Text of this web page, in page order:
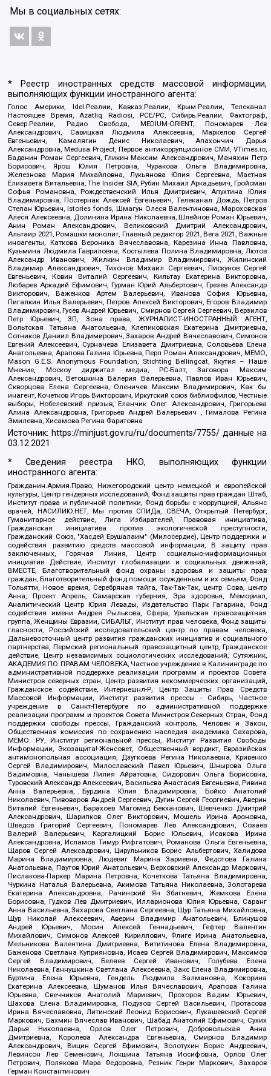
Мы в социальных сетях:
* Реестр иностранных средств массовой информации,
выполняющих функции иностранного агента:
Голос Америки, Idel.Реалии, Кавказ.Реалии, Крым.Реалии, Телеканал
Настоящее Время, Azatliq Radiosi, PCE/PC, Сибирь.Реалии, Фактограф,
Север.Реалии, Радио Свобода, MEDIUM-ORIENT, Пономарев Лев
Александрович, Савицкая Людмила Алексеевна, Маркелов Сергей
Евгеньевич, Камалягин Денис Николаевич, Апахончич Дарья
Александровна, Medusa Project, Первое антикоррупционное СМИ, VTimes.io,
Баданин Роман Сергеевич, Гликин Максим Александрович, Маняхин Петр
Борисович, Ярош Юлия Петровна, Чуракова Ольга Владимировна,
Железнова Мария Михайловна, Лукьянова Юлия Сергеевна, Маетная
Елизавета Витальевна, The Insider SIA, Рубин Михаил Аркадьевич, Гройсман
Софья Романовна, Рождественский Илья Дмитриевич, Апухтина Юлия
Владимировна, Постернак Алексей Евгеньевич, Телеканал Дождь, Петров
Степан Юрьевич, Istories fonds, Шмагун Олеся Валентиновна, Мароховская
Алеся Алексеевна, Долинина Ирина Николаевна, Шлейнов Роман Юрьевич,
Анин Роман Александрович, Великовский Дмитрий Александрович,
Альтаир 2021, Ромашки монолит, Главный редактор 2021, Вега 2021, Важные
иноагенты, Каткова Вероника Вячеславовна, Карезина Инна Павловна,
Кузьмина Людмила Гавриловна, Костылева Полина Владимировна, Лютов
Александр Иванович, Жилкин Владимир Владимирович, Жилинский
Владимир Александрович, Тихонов Михаил Сергеевич, Пискунов Сергей
Евгеньевич, Ковин Виталий Сергеевич, Кильтау Екатерина Викторовна,
Любарев Аркадий Ефимович, Гурман Юрий Альбертович, Грезев Александр
Викторович, Важенков Артем Валерьевич, Иванова София Юрьевна,
Пигалкин Илья Валерьевич, Петров Алексей Викторович, Егоров Владимир
Владимирович, Гусев Андрей Юрьевич, Смирнов Сергей Сергеевич, Верзилов
Петр Юрьевич, ЗП, Зона права, ЖУРНАЛИСТ-ИНОСТРАННЫЙ АГЕНТ,
Вольтская Татьяна Анатольевна, Клепиковская Екатерина Дмитриевна,
Сотников Даниил Владимирович, Захаров Андрей Вячеславович, Симонов
Евгений Алексеевич, Сурначева Елизавета Дмитриевна, Соловьева Елена
Анатольевна, Арапова Галина Юрьевна, Перл Роман Александрович, МЕМО,
Mason G.E.S. Anonymous Foundation, Stichting Bellingcat, Якутия – Наше
Мнение, Москоу диджитал медиа, РС-Балт, Заговора Максим
Александрович, Ветошкина Валерия Валерьевна, Павлов Иван Юрьевич,
Скворцова Елена Сергеевна, Оленичев Максим Владимирович, Как бы
инагент, Кочетков Игорь Викторович, Иркутский союз библиофилов, Честные
выборы, Нобелевский призыв, Еланчик Олег Александрович, Григорьева
Алина Александровна, Григорьев Андрей Валерьевич , Гималова Регина
Эмилевна, Хисамова Регина Фаритовна
Источник: https://minjust.gov.ru/ru/documents/7755/ данные на
03.12.2021
* Сведения реестра НКО, выполняющих функции
иностранного агента:
Гражданин.Армия.Право, Нижегородский центр немецкой и европейской
культуры, Центр гендерных исследований, Фонд защиты прав граждан Штаб,
Институт права и публичной политики, Фонд борьбы с коррупцией, Альянс
врачей, НАСИЛИЮ.НЕТ, Мы против СПИДа, СВЕЧА, Открытый Петербург,
Гуманитарное действие, Лига Избирателей, Правовая инициатива,
Гражданская инициатива против экологической преступности,
Гражданский Союз, "Хасдей Ерушалаим" (Милосердие), Центр поддержки и
содействия развитию средств массовой информации, В защиту прав
заключенных, Горячая Линия, Центр социально-информационных
инициатив Действие, Институт глобализации и социальных движений,
ВМЕСТЕ, Благотворительный фонд охраны здоровья и защиты прав
граждан, Благотворительный фонд помощи осужденным и их семьям, Фонд
Тольятти, Новое время, Серебряная тайга, Так-Так-Так, центр Сова, центр
Анна, Проект Апрель, Самарская губерния, Эра здоровья, Мемориал,
Аналитический Центр Юрия Левады, Издательство Парк Гагарина, Фонд
содействия имени Андрея Рылькова, Сфера, Уральская правозащитная
группа, Женщины Евразии, СИБАЛЬТ, Институт прав человека, Фонд защиты
гласности, Российский исследовательский центр по правам человека,
Дальневосточный центр развития гражданских инициатив и социального
партнерства, Пермский региональный правозащитный центр, Гражданское
действие, Центр независимых социологических исследований, Сутяжник,
АКАДЕМИЯ ПО ПРАВАМ ЧЕЛОВЕКА, Частное учреждение в Калининграде по
административной поддержке реализации программ и проектов Совета
Министров северных стран, Центр развития некоммерческих организаций,
Гражданское содействие, Интернешнл-Р, Центр Защиты Прав Средств
Массовой Информации, Институт развития прессы - Сибирь, Частное
учреждение в Санкт-Петербурге по административной поддержке
реализации программ и проектов Совета Министров Северных Стран, Фонд
поддержки свободы прессы, Гражданский контроль, Человек и Закон,
Общественная комиссия по сохранению наследия академика Сахарова,
МЕМО. РУ, Институт региональной прессы, Институт Развития Свободы
Информации, Экозащита!-Женсовет, Общественный вердикт, Евразийская
антимонопольная ассоциация, Дзугкоева Регина Николаевна, Кривенко
Сергей Владимирович, Милославский Павел Юрьевич, Шнырова Ольга
Вадимовна, Чанышева Лилия Айратовна, Сидорович Ольга Борисовна,
Туровский Александр Алексеевич, Васильева Анастасия Евгеньевна, Ривина
Анна Валерьевна, Бурдина Юлия Владимировна, Бойко Анатолий
Николаевич, Пивоваров Андрей Сергеевич, Дугин Сергей Георгиевич, Аверин
Виталий Евгеньевич, Барахоев Магомед Бекханович, Шевченко Дмитрий
Александрович, Шарипков Олег Викторович, Мошель Ирина Ароновна,
Шведов Григорий Сергеевич, Пономарев Лев Александрович, Созаев
Валерий Валерьевич, Каргалицкий Борис Юльевич, Исакова Ирина
Александровна, Исламов Тимур Рифгатович, Романова Ольга Евгеньевна,
Щаров Сергей Алексадрович, Цирульников Борис Альбертович, Халидова
Марина Владимировна, Людевиг Марина Зариевна, Федотова Галина
Анатольевна, Паутов Юрий Анатольевич, Верховский Александр Маркович,
Пислакова-Паркер Марина Петровна, Кочеткова Татьяна Владимировна,
Чуркина Наталья Валерьевна, Акимова Татьяна Николаевна, Золотарева
Екатерина Александровна, Рачинский Ян Збигневич, Жемкова Елена
Борисовна, Гудков Лев Дмитриевич, Илларионова Юлия Юрьевна, Саранг
Анна Васильевна, Захарова Светлана Сергеевна, Щур Татьяна Михайловна,
Щур Николай Алексеевич, Аверин Владимир Анатольевич, Блинушов
Андрей Юрьевич, Мосин Алексей Геннадьевич, Гефтер Валентин
Михайлович, Симонов Алексей Кириллович, Флиге Ирина Анатольевна,
Мельникова Валентина Дмитриевна, Вититинова Елена Владимировна,
Баженова Светлана Куприяновна, Исаев Сергей Владимирович, Максимов
Сергей Владимирович, Беляев Сергей Иванович, Голубева Елена
Николаевна, Ганнушкина Светлана Алексеевна, Закс Елена Владимировна,
Буртина Елена Юрьевна, Гендель Людмила Залмановна, Кокорина
Екатерина Алексеевна, Шуманов Илья Вячеславович, Арапова Галина
Юрьевна, Свечников Анатолий Мариевич, Прохоров Вадим Юрьевич,
Шахова Елена Владимировна, Подузов Сергей Васильевич, Протасова
Ирина Вячеславовна, Литинский Леонид Борисович, Лукашевский Сергей
Маркович, Бахмин Вячеслав Иванович, Шабад Анатолий Ефимович, Сухих
Дарья Николаевна, Орлов Олег Петрович, Добровольская Анна
Дмитриевна, Королева Александра Евгеньевна, Смирнов Владимир
Александрович, Вицин Сергей Ефимович, Золотухин Борис Андреевич,
Левинсон Лев Семенович, Локшина Татьяна Иосифовна, Орлов Олег
Петрович, Полякова Мара Федоровна, Резник Генри Маркович, Захаров
Герман Константинович